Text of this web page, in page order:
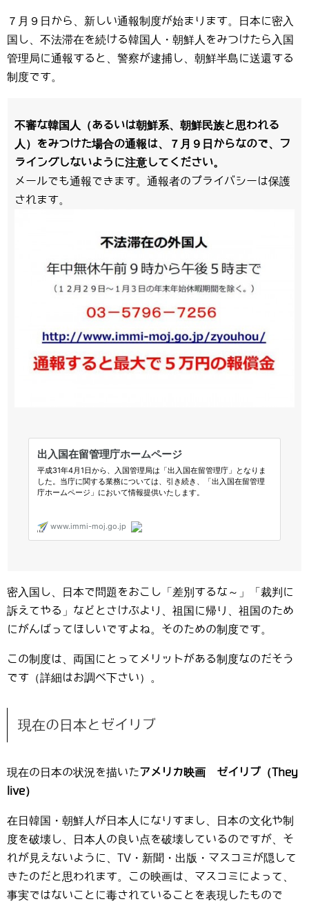
７月９日から、新しい通報制度が始まります。日本に密入
国し、不法滞在を続ける韓国人・朝鮮人をみつけたら入国
管理局に通報すると、警察が逮捕し、朝鮮半島に送還する
制度です。
不審な韓国人（あるいは朝鮮系、朝鮮民族と思われる
人）をみつけた場合の通報は、７月９日からなので、フ
ライングしないように注意してください。
メールでも通報できます。通報者のプライバシーは保護
されます。
密入国し、日本で問題をおこし「差別するな～」「裁判に
訴えてやる」などとさけぶより、祖国に帰り、祖国のため
にがんばってほしいですよね。そのための制度です。
この制度は、両国にとってメリットがある制度なのだそう
です（詳細はお調べ下さい）。
現在の日本とゼイリブ
現在の日本の状況を描いたアメリカ映画 ゼイリブ（They
live）
在日韓国・朝鮮人が日本人になりすまし、日本の文化や制
度を破壊し、日本人の良い点を破壊しているのですが、そ
れが見えないように、TV・新聞・出版・マスコミが隠して
きたのだと思われます。この映画は、マスコミによって、
事実ではないことに毒されていることを表現したもので